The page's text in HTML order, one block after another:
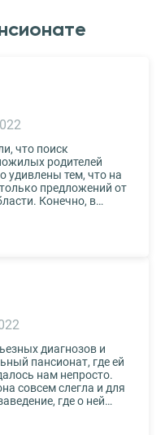
что поиск
родителей
удивлены тем, что на
предложений от
Конечно, в
расположения –
недалеко от
наиболее подходящем
диагнозов и
пансионат, где ей
нам непросто.
совсем слегла и для
где о ней
Остановили выбор
Озера